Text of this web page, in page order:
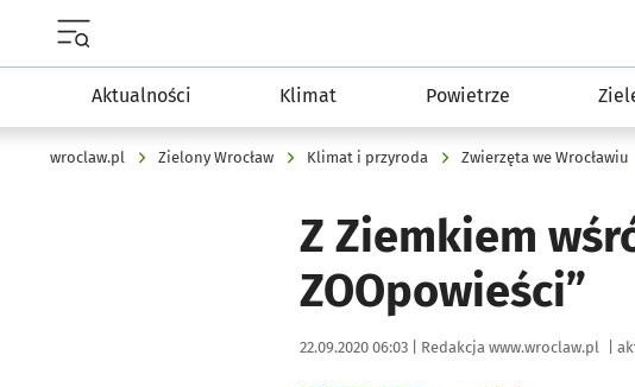
Aktualności Klimat Powietrze
wroclaw.pl Zielony Wrocław Klimat i przyroda Zwierzęta we Wrocławiu
Z Ziemkiem
ZOOpowieści”
Data publikacji:
22.09.2020 06:03 | Autor:
Redakcja www.wroclaw.pl